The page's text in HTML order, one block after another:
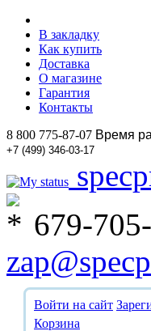
В закладку
Как купить
Доставка
О магазине
Гарантия
Контакты
8 800 775-87-07 Время
+7 (499) 346-03-17
679-
Войти на сайт
Корзина